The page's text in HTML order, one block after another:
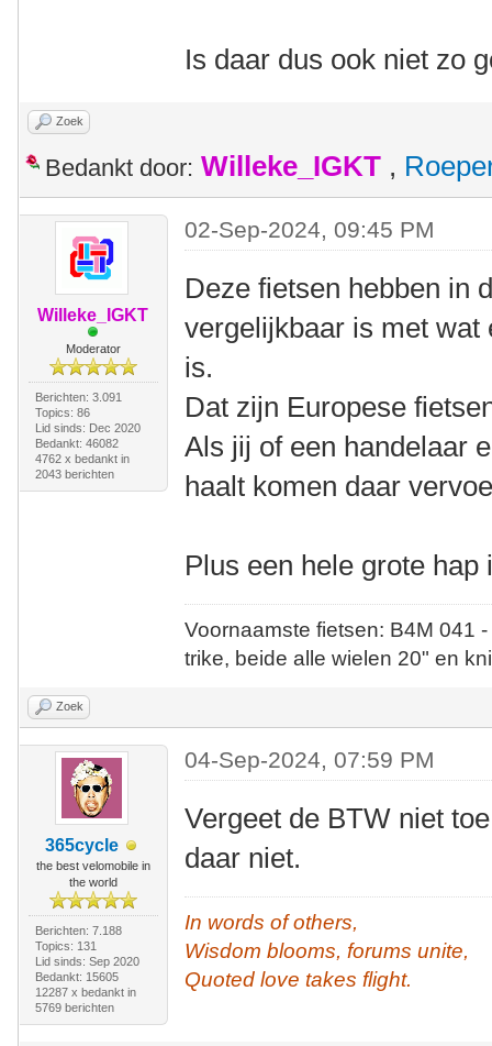
Is daar dus ook niet zo
Zoek
Bedankt door: Willeke_IGKT ,
Willeke_IGKT
Moderator
Berichten: 3.091
Topics: 86
Lid sinds: Dec 2020
Bedankt: 46082
4762 x bedankt in
2043 berichten
02-Sep-2024, 09:45 PM
Deze fietsen hebben in
vergelijkbaar is met wat
is.
Dat zijn Europese
Als jij of een handelaar
haalt komen daar
Plus een hele grote hap
Voornaamste fietsen: B4M
trike, beide alle wielen 20" en
Zoek
365cycle
the best velomobile in
the world
Berichten: 7.188
Topics: 131
Lid sinds: Sep 2020
Bedankt: 15605
12287 x bedankt in
5769 berichten
04-Sep-2024, 07:59 PM
Vergeet de BTW niet
daar niet.
In words of others,
Wisdom blooms, forums unite,
Quoted love takes flight.